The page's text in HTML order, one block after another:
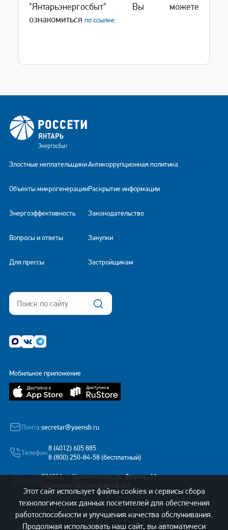
"Янтарьэнергосбыт" Вы можете
ознакомиться по ссылке.
Почта:secretar@yaensb.ru
Телефон:
8 (4012) 605 885
8 (800) 250-84-58 (бесплатный)
236016, г. Калининград, ул. Фрунзе, 11
(административный офис)
Злостные неплательщики
Объекты микрогенерации
Энергоэффективность
Вопросы и ответы
Для прессы
Антикоррупционная политика
Раскрытие информации
Законодательство
Закупки
Застройщикам
Мобильное приложение
Этот сайт использует файлы cookies и сервисы сбора
технологических данных посетителей для обеспечения
работоспособности и улучшения качества обслуживания.
Продолжая использовать наш сайт, вы автоматичеси